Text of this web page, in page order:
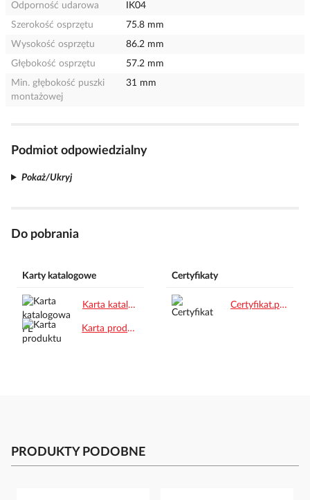
Odporność udarowa
IK04
Szerokość osprzętu
75.8 mm
Wysokość osprzętu
86.2 mm
Głębokość osprzętu
57.2 mm
Min. głębokość puszki
montażowej
31 mm
Podmiot odpowiedzialny
Pokaż/Ukryj
Do pobrania
Karty katalogowe
Karta katalogowa PL.pdf
Karta produktu.pdf
Certyfikaty
Certyfikat.pdf
PRODUKTY PODOBNE